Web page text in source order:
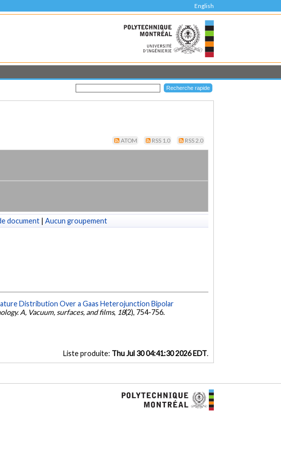
English
ATOM RSS 1.0 RSS 2.0
document | Aucun groupement
Distribution Over a Gaas Heterojunction Bipolar
A, Vacuum, surfaces, and films, 18(2), 754-756.
Liste produite: Thu Jul 30 04:41:30 2026 EDT.